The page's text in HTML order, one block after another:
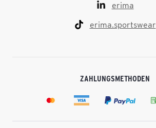
erima
erima.sportswear
ZAHLUNGSMETHODEN